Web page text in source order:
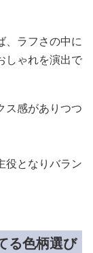
、ラフさの中に
しゃれを演出で
ス感がありつつ
役となりバラン
る色柄選び